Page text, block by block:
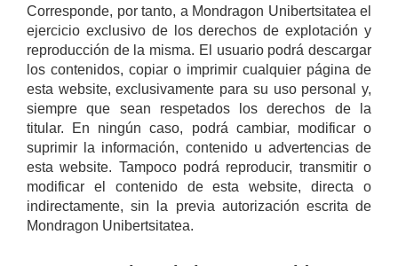
Corresponde, por tanto, a Mondragon Unibertsitatea el
ejercicio exclusivo de los derechos de explotación y
reproducción de la misma. El usuario podrá descargar
los contenidos, copiar o imprimir cualquier página de
esta website, exclusivamente para su uso personal y,
siempre que sean respetados los derechos de la
titular. En ningún caso, podrá cambiar, modificar o
suprimir la información, contenido u advertencias de
esta website. Tampoco podrá reproducir, transmitir o
modificar el contenido de esta website, directa o
indirectamente, sin la previa autorización escrita de
Mondragon Unibertsitatea.